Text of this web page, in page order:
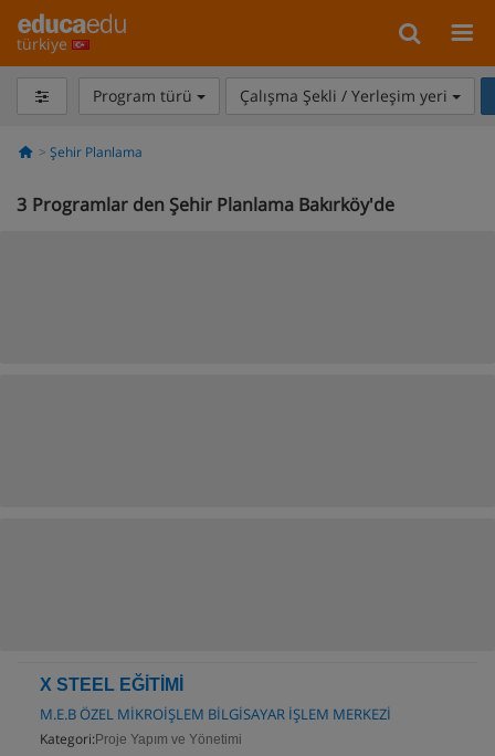
türkiye
Program türü Çalışma Şekli / Yerleşim yeri
Şehir Planlama
3 Programlar den Şehir Planlama Bakırköy'de
X STEEL EĞİTİMİ
M.E.B ÖZEL MİKROİŞLEM BİLGİSAYAR İŞLEM MERKEZİ
Kategori: Proje Yapım ve Yönetimi